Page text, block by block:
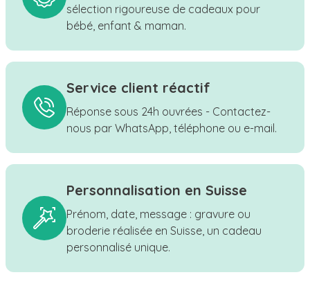
sélection rigoureuse de cadeaux pour
bébé, enfant & maman.
Service client réactif
Réponse sous 24h ouvrées - Contactez-
nous par WhatsApp, téléphone ou e-mail.
Personnalisation en Suisse
Prénom, date, message : gravure ou
broderie réalisée en Suisse, un cadeau
personnalisé unique.